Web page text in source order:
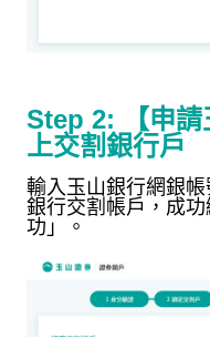
Step 2:
【申
上交割銀行戶
輸入玉山銀行網銀
銀行交割帳戶，成
功」。